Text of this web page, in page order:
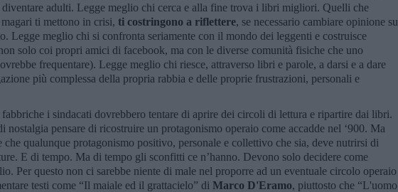
diventare adulti. Legge meglio chi cerca e alla fine trova i libri migliori. Quelli che
ti mettono in crisi, ti costringono a riflettere, se necessario cambiare opinione su
Legge meglio chi si confronta seriamente con il mondo dei leggenti e costruisce
solo coi propri amici di facebook, ma con le diverse comunità fisiche che uno
frequentare). Legge meglio chi riesce, attraverso libri e parole, a darsi e a dare
più complessa della propria rabbia e delle proprie frustrazioni, personali e
i sindacati dovrebbero tentare di aprire dei circoli di lettura e ripartire dai libri.
nostalgia pensare di ricostruire un protagonismo operaio come accadde nel ‘900. Ma
che qualunque protagonismo positivo, personale e collettivo che sia, deve nutrirsi di
E di tempo. Ma di tempo gli sconfitti ce n’hanno. Devono solo decidere come
Per questo non ci sarebbe niente di male nel proporre ad un eventuale circolo operaio
testi come “Il maiale ed il grattacielo” di Marco D'Eramo, piuttosto che “L'uomo